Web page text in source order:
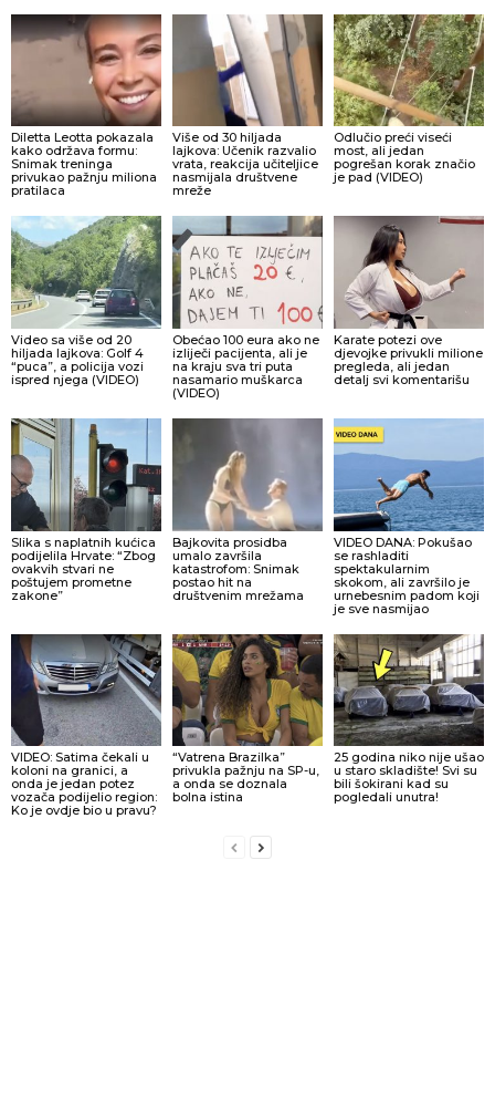
Diletta Leotta pokazala
kako održava formu:
Snimak treninga
privukao pažnju miliona
pratilaca
Više od 30 hiljada
lajkova: Učenik razvalio
vrata, reakcija učiteljice
nasmijala društvene
mreže
Odlučio preći viseći
most, ali jedan
pogrešan korak značio
je pad (VIDEO)
Video sa više od 20
hiljada lajkova: Golf 4
“puca”, a policija vozi
ispred njega (VIDEO)
Obećao 100 eura ako ne
izliječi pacijenta, ali je
na kraju sva tri puta
nasamario muškarca
(VIDEO)
Karate potezi ove
djevojke privukli milione
pregleda, ali jedan
detalj svi komentarišu
Slika s naplatnih kućica
podijelila Hrvate: “Zbog
ovakvih stvari ne
poštujem prometne
zakone”
Bajkovita prosidba
umalo završila
katastrofom: Snimak
postao hit na
društvenim mrežama
VIDEO DANA: Pokušao
se rashladiti
spektakularnim
skokom, ali završilo je
urnebesnim padom koji
je sve nasmijao
VIDEO: Satima čekali u
koloni na granici, a
onda je jedan potez
vozača podijelio region:
Ko je ovdje bio u pravu?
“Vatrena Brazilka”
privukla pažnju na SP-u,
a onda se doznala
bolna istina
25 godina niko nije ušao
u staro skladište! Svi su
bili šokirani kad su
pogledali unutra!